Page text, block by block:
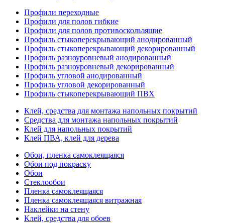
Профили переходные
Профили для полов гибкие
Профили для полов противоскользящие
Профиль стыкоперекрывающий анодированный
Профиль стыкоперекрывающий декорированный
Профиль разноуровневый анодированный
Профиль разноуровневый декорированный
Профиль угловой анодированный
Профиль угловой декорированный
Профиль стыкоперекрывающий ПВХ
Клей, средства для монтажа напольных покрытий
Средства для монтажа напольных покрытий
Клей для напольных покрытий
Клей ПВА, клей для дерева
Обои, пленка самоклеящаяся
Обои под покраску
Обои
Стеклообои
Пленка самоклеящаяся
Пленка самоклеящаяся витражная
Наклейки на стену
Клей, средства для обоев